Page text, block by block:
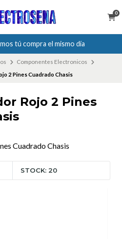
0
tú compra el mismo día
Componentes Electronicos
2 Pines Cuadrado Chasis
Rojo 2 Pines
Cuadrado Chasis
STOCK: 20